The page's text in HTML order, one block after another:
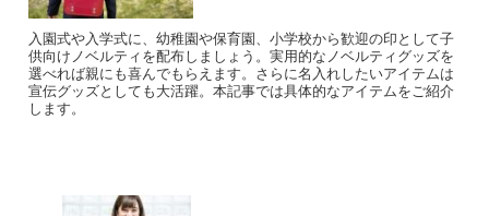
入園式や入学式に、幼稚園や保育園、小学校から歓迎の印として子
供向けノベルティを配布しましょう。実用的なノベルティグッズを
選べれば親にも喜んでもらえます。さらに名入れしたいアイテムは
宣伝グッズとしても大活躍。本記事では具体的なアイテムをご紹介
します。